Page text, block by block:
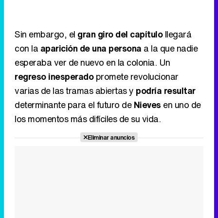
determinante para el futuro deNievesen uno de
los momentos más difíciles de su vida.